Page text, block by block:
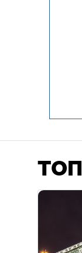
ТОП